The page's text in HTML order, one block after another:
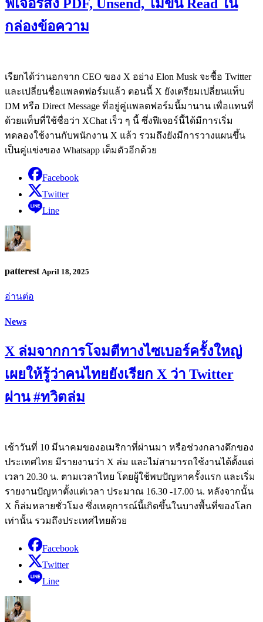
ฟีเจอร์ส่ง PDF, Unsend, ไม่ขึ้น Read ใน
กล่องข้อความ
เรียกได้ว่านอกจาก CEO ของ X อย่าง Elon Musk จะซื้อ Twitter
และเปลี่ยนชื่อแพลตฟอร์มแล้ว ตอนนี้ X ยังเตรียมเปลี่ยนแท็บ
DM หรือ Direct Message ที่อยู่คู่แพลตฟอร์มนี้มานาน เพื่อแทนที่
ด้วยแท็บที่ใช้ชื่อว่า XChat เร็ว ๆ นี้ ซึ่งฟีเจอร์นี้ได้มีการเริ่ม
ทดลองใช้งานกับพนักงาน X แล้ว รวมถึงยังมีการวางแผนขึ้น
เป็นคู่แข่งของ Whatsapp เต็มตัวอีกด้วย
Facebook
Twitter
Line
patterest April 18, 2025
อ่านต่อ
News
X ล่มจากการโจมตีทางไซเบอร์ครั้งใหญ่
เผยให้รู้ว่าคนไทยยังเรียก X ว่า Twitter
ผ่าน #ทวิตล่ม
เช้าวันที่ 10 มีนาคมของอเมริกาที่ผ่านมา หรือช่วงกลางดึกของ
ประเทศไทย มีรายงานว่า X ล่ม และไม่สามารถใช้งานได้ตั้งแต่
เวลา 20.30 น. ตามเวลาไทย โดยผู้ใช้พบปัญหาครั้งแรก และเริ่ม
รายงานปัญหาตั้งแต่เวลา ประมาณ 16.30 -17.00 น. หลังจากนั้น
X ก็ล่มหลายชั่วโมง ซึ่งเหตุการณ์นี้เกิดขึ้นในบางพื้นที่ของโลก
เท่านั้น รวมถึงประเทศไทยด้วย
Facebook
Twitter
Line